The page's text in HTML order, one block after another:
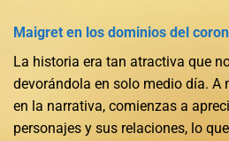
Maigret en los dominios del
La historia era tan atractiva que
devorándola en solo medio día. A
en la narrativa, comienzas a
personajes y sus relaciones, lo